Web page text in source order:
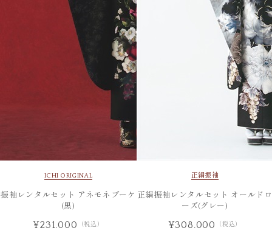
ICHI ORIGINAL
振袖レンタルセット アネモネブーケ
(黒)
¥231,000 （税込）
正絹振袖
正絹振袖レンタルセット オールドロ
ーズ(グレー)
¥308,000 （税込）